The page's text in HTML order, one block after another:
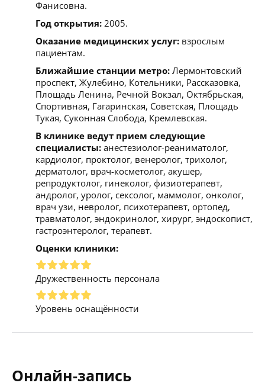
Фанисовна.
Год открытия: 2005.
Оказание медицинских услуг: взрослым
пациентам.
Ближайшие станции метро: Лермонтовский
проспект, Жулебино, Котельники, Рассказовка,
Площадь Ленина, Речной Вокзал, Октябрьская,
Спортивная, Гагаринская, Советская, Площадь
Тукая, Суконная Слобода, Кремлевская.
В клинике ведут прием следующие
специалисты: анестезиолог-реаниматолог,
кардиолог, проктолог, венеролог, трихолог,
дерматолог, врач-косметолог, акушер,
репродуктолог, гинеколог, физиотерапевт,
андролог, уролог, сексолог, маммолог, онколог,
врач узи, невролог, психотерапевт, ортопед,
травматолог, эндокринолог, хирург, эндоскопист,
гастроэнтеролог, терапевт.
Оценки клиники:
Дружественность персонала
Уровень оснащённости
Онлайн-запись